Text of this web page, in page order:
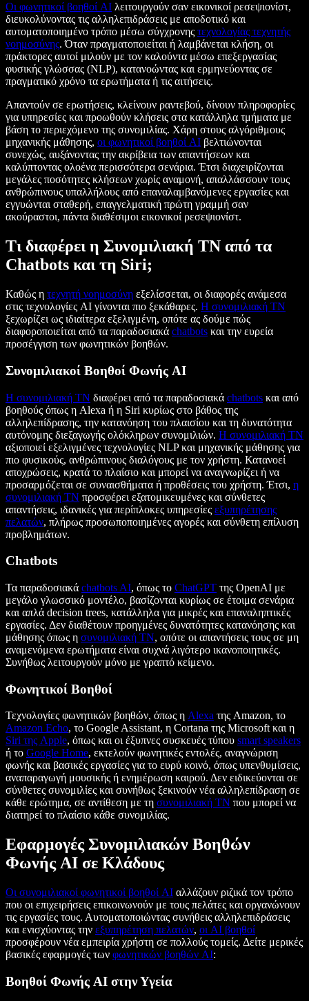
Οι φωνητικοί βοηθοί AI λειτουργούν σαν εικονικοί ρεσεψιονίστ,
διευκολύνοντας τις αλληλεπιδράσεις με αποδοτικό και
αυτοματοποιημένο τρόπο μέσω σύγχρονης τεχνολογίας τεχνητής
νοημοσύνης. Όταν πραγματοποιείται ή λαμβάνεται κλήση, οι
πράκτορες αυτοί μιλούν με τον καλούντα μέσω επεξεργασίας
φυσικής γλώσσας (NLP), κατανοώντας και ερμηνεύοντας σε
πραγματικό χρόνο τα ερωτήματα ή τις αιτήσεις.
Απαντούν σε ερωτήσεις, κλείνουν ραντεβού, δίνουν πληροφορίες
για υπηρεσίες και προωθούν κλήσεις στα κατάλληλα τμήματα με
βάση το περιεχόμενο της συνομιλίας. Χάρη στους αλγόριθμους
μηχανικής μάθησης, οι φωνητικοί βοηθοί AI βελτιώνονται
συνεχώς, αυξάνοντας την ακρίβεια των απαντήσεων και
καλύπτοντας ολοένα περισσότερα σενάρια. Έτσι διαχειρίζονται
μεγάλες ποσότητες κλήσεων χωρίς αναμονή, απαλλάσσουν τους
ανθρώπινους υπαλλήλους από επαναλαμβανόμενες εργασίες και
εγγυώνται σταθερή, επαγγελματική πρώτη γραμμή σαν
ακούραστοι, πάντα διαθέσιμοι εικονικοί ρεσεψιονίστ.
Τι διαφέρει η Συνομιλιακή ΤΝ από τα
Chatbots και τη Siri;
Καθώς η τεχνητή νοημοσύνη εξελίσσεται, οι διαφορές ανάμεσα
στις τεχνολογίες AI γίνονται πιο ξεκάθαρες. Η συνομιλιακή ΤΝ
ξεχωρίζει ως ιδιαίτερα εξελιγμένη, οπότε ας δούμε πώς
διαφοροποιείται από τα παραδοσιακά chatbots και την ευρεία
προσέγγιση των φωνητικών βοηθών.
Συνομιλιακοί Βοηθοί Φωνής AI
Η συνομιλιακή ΤΝ διαφέρει από τα παραδοσιακά chatbots και από
βοηθούς όπως η Alexa ή η Siri κυρίως στο βάθος της
αλληλεπίδρασης, την κατανόηση του πλαισίου και τη δυνατότητα
αυτόνομης διεξαγωγής ολόκληρων συνομιλιών. Η συνομιλιακή ΤΝ
αξιοποιεί εξελιγμένες τεχνολογίες NLP και μηχανικής μάθησης για
πιο φυσικούς, ανθρώπινους διαλόγους με τον χρήστη. Κατανοεί
αποχρώσεις, κρατά το πλαίσιο και μπορεί να αναγνωρίζει ή να
προσαρμόζεται σε συναισθήματα ή προθέσεις του χρήστη. Έτσι, η
συνομιλιακή ΤΝ προσφέρει εξατομικευμένες και σύνθετες
απαντήσεις, ιδανικές για περίπλοκες υπηρεσίες εξυπηρέτησης
πελατών, πλήρως προσωποποιημένες αγορές και σύνθετη επίλυση
προβλημάτων.
Chatbots
Τα παραδοσιακά chatbots AI, όπως το ChatGPT της OpenAI με
μεγάλο γλωσσικό μοντέλο, βασίζονται κυρίως σε έτοιμα σενάρια
και απλά decision trees, κατάλληλα για μικρές και επαναληπτικές
εργασίες. Δεν διαθέτουν προηγμένες δυνατότητες κατανόησης και
μάθησης όπως η συνομιλιακή ΤΝ, οπότε οι απαντήσεις τους σε μη
αναμενόμενα ερωτήματα είναι συχνά λιγότερο ικανοποιητικές.
Συνήθως λειτουργούν μόνο με γραπτό κείμενο.
Φωνητικοί Βοηθοί
Τεχνολογίες φωνητικών βοηθών, όπως η Alexa της Amazon, το
Amazon Echo, το Google Assistant, η Cortana της Microsoft και η
Siri της Apple, όπως και οι έξυπνες συσκευές τύπου smart speakers
ή το Google Home, εκτελούν φωνητικές εντολές, αναγνώριση
φωνής και βασικές εργασίες για το ευρύ κοινό, όπως υπενθυμίσεις,
αναπαραγωγή μουσικής ή ενημέρωση καιρού. Δεν ειδικεύονται σε
σύνθετες συνομιλίες και συνήθως ξεκινούν νέα αλληλεπίδραση σε
κάθε ερώτημα, σε αντίθεση με τη συνομιλιακή ΤΝ που μπορεί να
διατηρεί το πλαίσιο κάθε συνομιλίας.
Εφαρμογές Συνομιλιακών Βοηθών
Φωνής AI σε Κλάδους
Οι συνομιλιακοί φωνητικοί βοηθοί AI αλλάζουν ριζικά τον τρόπο
που οι επιχειρήσεις επικοινωνούν με τους πελάτες και οργανώνουν
τις εργασίες τους. Αυτοματοποιώντας συνήθεις αλληλεπιδράσεις
και ενισχύοντας την εξυπηρέτηση πελατών, οι AI βοηθοί
προσφέρουν νέα εμπειρία χρήστη σε πολλούς τομείς. Δείτε μερικές
βασικές εφαρμογές των φωνητικών βοηθών AI:
Βοηθοί Φωνής AI στην Υγεία